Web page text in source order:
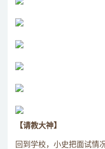
【请教大神】
回到学校，小史把面试情